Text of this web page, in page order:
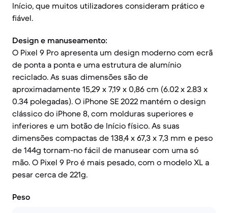
Início, que muitos utilizadores consideram prático e
fiável.
Design e manuseamento:
O Pixel 9 Pro apresenta um design moderno com ecrã
de ponta a ponta e uma estrutura de alumínio
reciclado. As suas dimensões são de
aproximadamente 15,29 x 7,19 x 0,86 cm (6.02 x 2.83 x
0.34 polegadas). O iPhone SE 2022 mantém o design
clássico do iPhone 8, com molduras superiores e
inferiores e um botão de Início físico. As suas
dimensões compactas de 138,4 x 67,3 x 7,3 mm e peso
de 144g tornam-no fácil de manusear com uma só
mão. O Pixel 9 Pro é mais pesado, com o modelo XL a
pesar cerca de 221g.
Peso